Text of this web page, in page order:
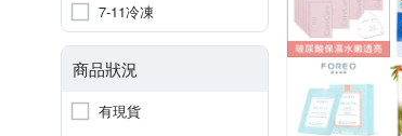
7-11冷凍
商品狀況
有現貨